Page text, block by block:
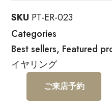
SKU PT-ER-023
Categories
Best sellers, Featured
イヤリング
ご来店予約